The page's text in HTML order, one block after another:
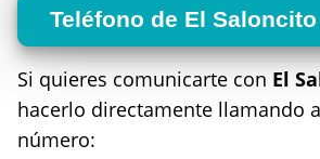
Teléfono de El Saloncito
Si quieres comunicarte con El
hacerlo directamente llamando
número: